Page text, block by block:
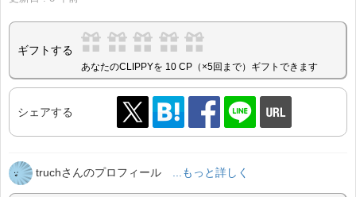
ギフトする
あなたのCLIPPYを 10 CP（×5回まで）ギフトできます
シェアする
truchさんのプロフィール ...もっと詳しく